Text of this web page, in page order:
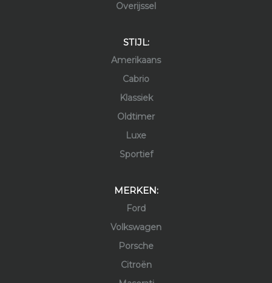
Overijssel
STIJL:
Amerikaans
Cabrio
Klassiek
Oldtimer
Luxe
Sportief
MERKEN:
Ford
Volkswagen
Porsche
Citroën